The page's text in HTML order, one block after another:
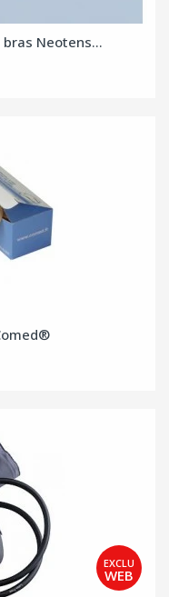
Neotens...